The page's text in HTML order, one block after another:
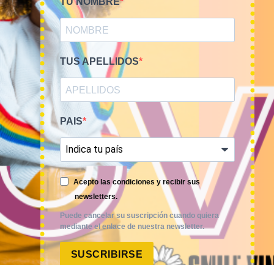
Smile Vintage es una empresa mayorista con una amplia
trayectoria internacional que cuenta con un equipo
experimentado y especializado en el sector de la moda.
TUS APELLIDOS
PAIS
Acepto las condiciones y recibir sus
newsletters.
Puede cancelar su suscripción cuando quiera
mediante el enlace de nuestra newsletter.
SUSCRIBIRSE